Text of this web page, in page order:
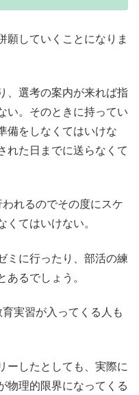
願していくことになりま
、選考の案内が来れば指
い。そのときに持ってい
備をしなくてはいけな
れた日までに送らなくて
れるのでその度にスケ
くてはいけない。
ミに行ったり、部活の練
あるでしょう。
実習が入ってくる人も
ーしたとしても、実際に
物理的限界になってくる